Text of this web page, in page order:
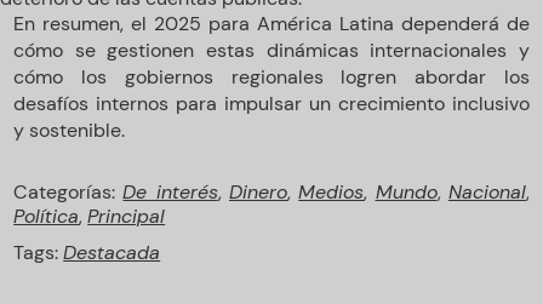
En resumen, el 2025 para América Latina dependerá de
cómo se gestionen estas dinámicas internacionales y
cómo los gobiernos regionales logren abordar los
desafíos internos para impulsar un crecimiento inclusivo
y sostenible.
Categorías:De interés, Dinero,Medios, Mundo, Nacional,
Política,Principal
Tags:Destacada